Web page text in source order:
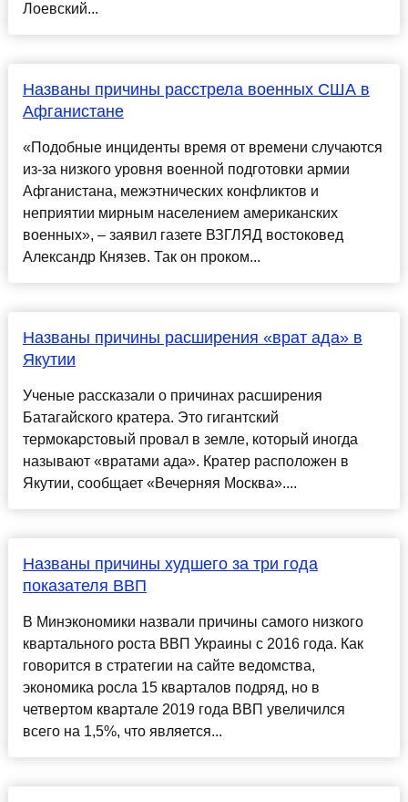
Лоевский...
Названы причины расстрела военных США в
Афганистане
«Подобные инциденты время от времени случаются
из-за низкого уровня военной подготовки армии
Афганистана, межэтнических конфликтов и
неприятии мирным населением американских
военных», – заявил газете ВЗГЛЯД востоковед
Александр Князев. Так он проком...
Названы причины расширения «врат ада» в
Якутии
Ученые рассказали о причинах расширения
Батагайского кратера. Это гигантский
термокарстовый провал в земле, который иногда
называют «вратами ада». Кратер расположен в
Якутии, сообщает «Вечерняя Москва»....
Названы причины худшего за три года
показателя ВВП
В Минэкономики назвали причины самого низкого
квартального роста ВВП Украины с 2016 года. Как
говорится в стратегии на сайте ведомства,
экономика росла 15 кварталов подряд, но в
четвертом квартале 2019 года ВВП увеличился
всего на 1,5%, что является...